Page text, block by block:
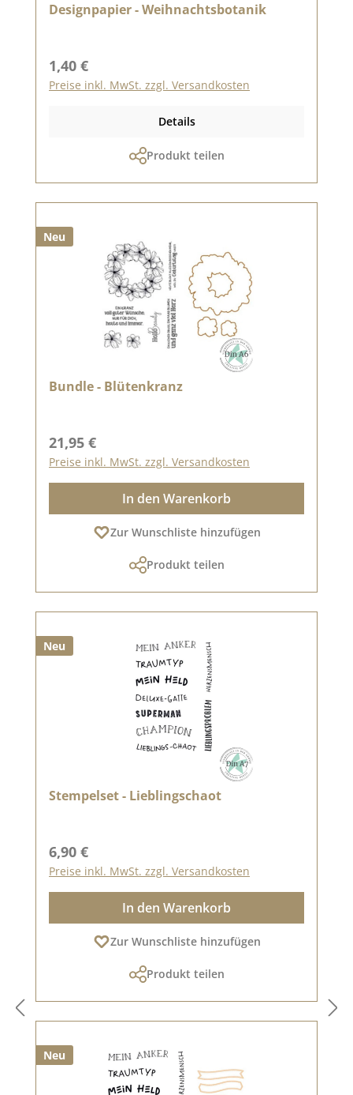
Designpapier - Weihnachtsbotanik
Regulärer Preis:
1,40 €
Preise inkl. MwSt. zzgl. Versandkosten
Details
Produkt teilen
Neu
Bundle - Blütenkranz
Regulärer Preis:
21,95 €
Preise inkl. MwSt. zzgl. Versandkosten
In den Warenkorb
Zur Wunschliste hinzufügen
Produkt teilen
Neu
Stempelset - Lieblingschaot
Regulärer Preis:
6,90 €
Preise inkl. MwSt. zzgl. Versandkosten
In den Warenkorb
Zur Wunschliste hinzufügen
Produkt teilen
Neu